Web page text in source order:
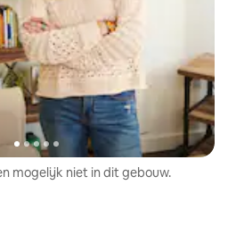
mogelijk niet in dit gebouw.